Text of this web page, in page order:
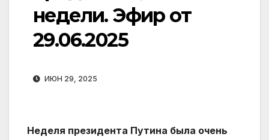
недели. Эфир от
29.06.2025
ИЮН 29, 2025
Неделя президента Путина была очень